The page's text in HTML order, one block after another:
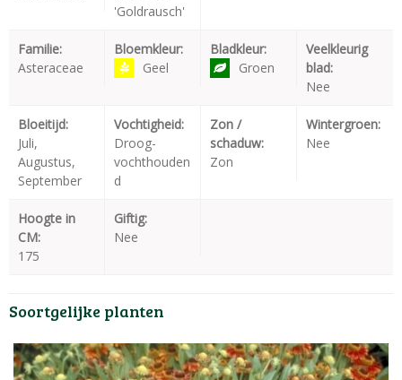
'Goldrausch'
Familie:
Asteraceae
Bloemkleur:
Geel
Bladkleur:
Groen
Veelkleurig
blad:
Nee
Bloeitijd:
Juli,
Augustus,
September
Vochtigheid:
Droog-
vochthouden
d
Zon /
schaduw:
Zon
Wintergroen:
Nee
Hoogte in
CM:
175
Giftig:
Nee
Soortgelijke planten